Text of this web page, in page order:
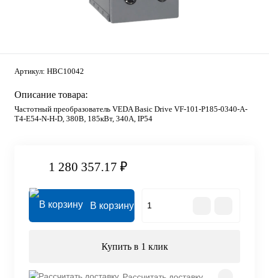
Артикул: HBC10042
Описание товара:
Частотный преобразователь VEDA Basic Drive VF-101-P185-0340-A-
T4-E54-N-H-D, 380В, 185кВт, 340А, IP54
1 280 357.17 ₽
В корзину
Купить в 1 клик